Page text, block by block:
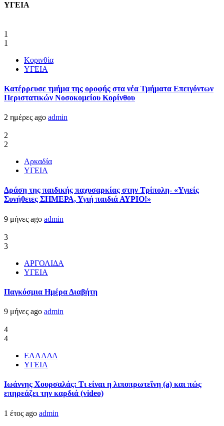
ΥΓΕΙΑ
1
1
Κορινθία
ΥΓΕΙΑ
Kατέρρευσε τμήμα της οροφής στα νέα Τμήματα Επειγόντων
Περιστατικών Νοσοκομείου Κορίνθου
2 ημέρες ago admin
2
2
Αρκαδία
ΥΓΕΙΑ
Δράση της παιδικής παχυσαρκίας στην Τρίπολη- «Υγιείς
Συνήθειες ΣΗΜΕΡΑ, Υγιή παιδιά ΑΥΡΙΟ!»
9 μήνες ago admin
3
3
ΑΡΓΟΛΙΔΑ
ΥΓΕΙΑ
Παγκόσμια Ημέρα Διαβήτη
9 μήνες ago admin
4
4
ΕΛΛΑΔΑ
ΥΓΕΙΑ
Ιωάννης Χουρσαλάς: Τι είναι η λιποπρωτεΐνη (a) και πώς
επηρεάζει την καρδιά (video)
1 έτος ago admin